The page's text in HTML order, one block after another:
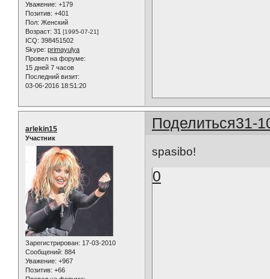
Уважение: +179
Позитив: +401
Пол: Женский
Возраст: 31 [1995-07-21]
ICQ: 398451502
Skype: primayulya
Провел на форуме:
15 дней 7 часов
Последний визит:
03-06-2016 18:51:20
Поделиться31-
arlekin15
Участник
Зарегистрирован: 17-03-2010
Сообщений: 884
Уважение: +967
Позитив: +66
spasibo!
0